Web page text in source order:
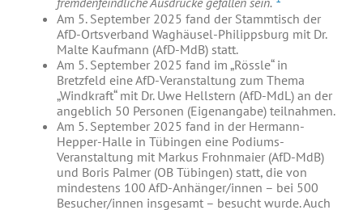
Am 5. September 2025 fand der Stammtisch der
AfD-Ortsverband Waghäusel-Philippsburg mit Dr.
Malte Kaufmann (AfD-MdB) statt.
Am 5. September 2025 fand im „Rössle“ in
Bretzfeld eine AfD-Veranstaltung zum Thema
„Windkraft“ mit Dr. Uwe Hellstern (AfD-MdL) an der
angeblich 50 Personen (Eigenangabe) teilnahmen.
Am 5. September 2025 fand in der Hermann-
Hepper-Halle in Tübingen eine Podiums-
Veranstaltung mit Markus Frohnmaier (AfD-MdB)
und Boris Palmer (OB Tübingen) statt, die von
mindestens 100 AfD-Anhänger/innen – bei 500
Besucher/innen insgesamt – besucht wurde. Auch